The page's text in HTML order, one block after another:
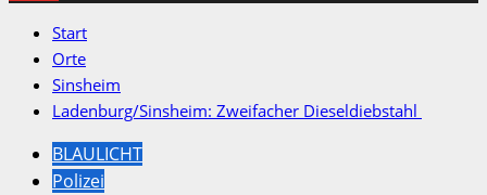
Start
Orte
Sinsheim
Ladenburg/Sinsheim: Zweifacher Dieseldiebstahl
BLAULICHT
Polizei